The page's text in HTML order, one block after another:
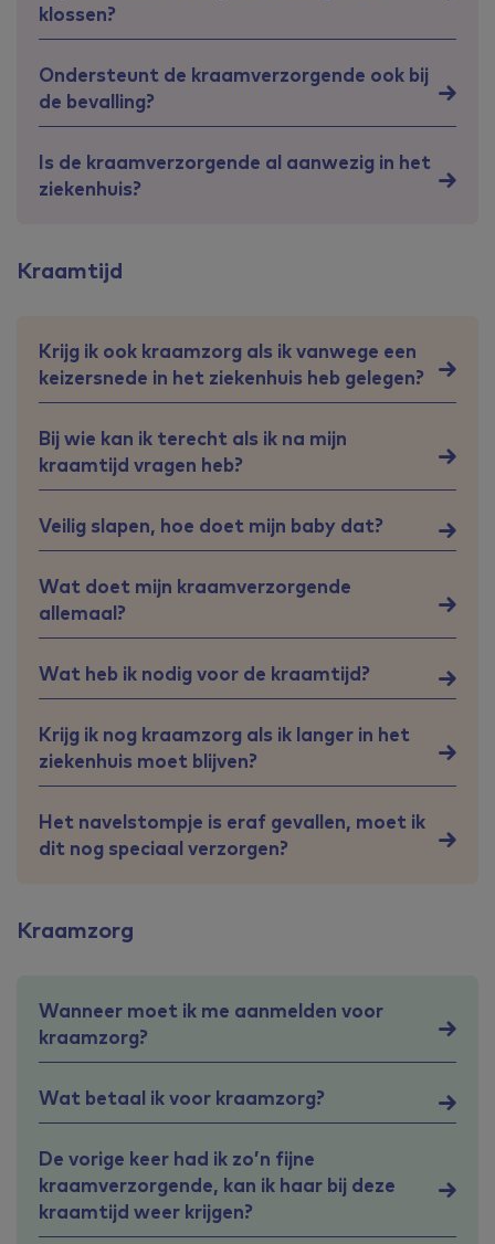
klossen?
Ondersteunt de kraamverzorgende ook bij
de bevalling?
Is de kraamverzorgende al aanwezig in het
ziekenhuis?
Kraamtijd
Krijg ik ook kraamzorg als ik vanwege een
keizersnede in het ziekenhuis heb gelegen?
Bij wie kan ik terecht als ik na mijn
kraamtijd vragen heb?
Veilig slapen, hoe doet mijn baby dat?
Wat doet mijn kraamverzorgende
allemaal?
Wat heb ik nodig voor de kraamtijd?
Krijg ik nog kraamzorg als ik langer in het
ziekenhuis moet blijven?
Het navelstompje is eraf gevallen, moet ik
dit nog speciaal verzorgen?
Kraamzorg
Wanneer moet ik me aanmelden voor
kraamzorg?
Wat betaal ik voor kraamzorg?
De vorige keer had ik zo’n fijne
kraamverzorgende, kan ik haar bij deze
kraamtijd weer krijgen?